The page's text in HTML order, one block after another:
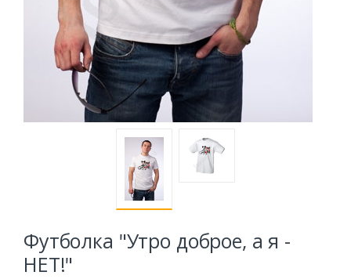
Футболка "Утро доброе, а я -
НЕТ!"